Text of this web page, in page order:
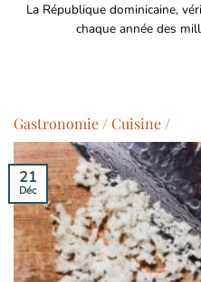
La République dominicaine,
chaque année des
Gastronomie / Cuisine /
21
Déc